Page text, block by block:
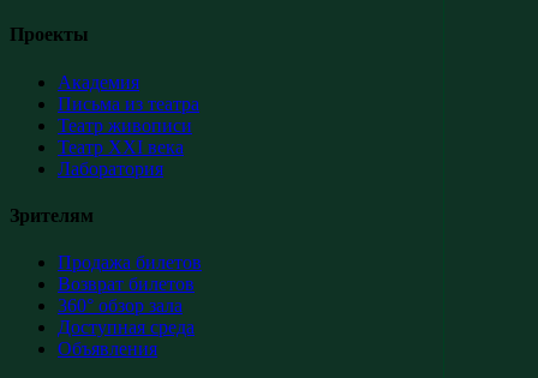
Проекты
Академия
Письма из театра
Театр живописи
Театр XXI века
Лаборатория
Зрителям
Продажа билетов
Возврат билетов
360° обзор зала
Доступная среда
Объявления